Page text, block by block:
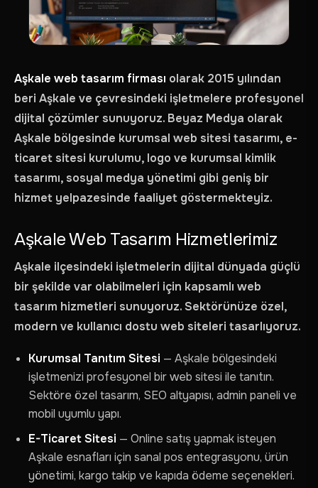
Aşkale web tasarım firması olarak 2015 yılından
beri Aşkale ve çevresindeki işletmelere profesyonel
dijital çözümler sunuyoruz. Beyaz Medya olarak
Aşkale bölgesinde kurumsal web sitesi tasarımı, e-
ticaret sitesi kurulumu, logo ve kurumsal kimlik
tasarımı, sosyal medya yönetimi gibi geniş bir
hizmet yelpazesinde faaliyet göstermekteyiz.
Aşkale Web Tasarım Hizmetlerimiz
Aşkale ilçesindeki işletmelerin dijital dünyada güçlü
bir şekilde var olabilmeleri için kapsamlı web
tasarım hizmetleri sunuyoruz. Sektörünüze özel,
modern ve kullanıcı dostu web siteleri tasarlıyoruz.
Kurumsal Tanıtım Sitesi — Aşkale bölgesindeki
işletmenizi profesyonel bir web sitesi ile tanıtın.
Sektöre özel tasarım, SEO altyapısı, admin paneli ve
mobil uyumlu yapı.
E-Ticaret Sitesi — Online satış yapmak isteyen
Aşkale esnafları için sanal pos entegrasyonu, ürün
yönetimi, kargo takip ve kapıda ödeme seçenekleri.